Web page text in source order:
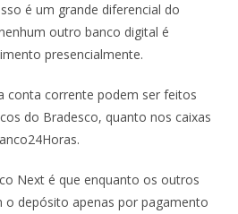
é um grande diferencial do
outro banco digital é
presencialmente.
conta corrente podem ser feitos
do Bradesco, quanto nos caixas
Next é que enquanto os outros
o depósito apenas por pagamento